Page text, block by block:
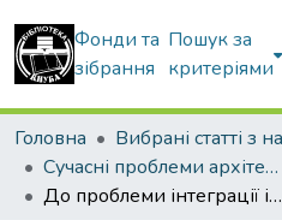
Фонди та
зібрання
Пошук за
критеріями
Головна
Сучасні проблеми архітектури та містобудування
До проблеми інтеграції історичних планувальних структур у композицію сучасного міста (на прикладі міста Жовква)